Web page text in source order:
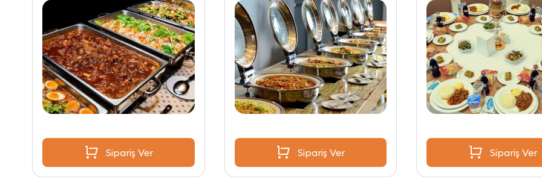
Sipariş Ver Sipariş Ver Sipariş Ver